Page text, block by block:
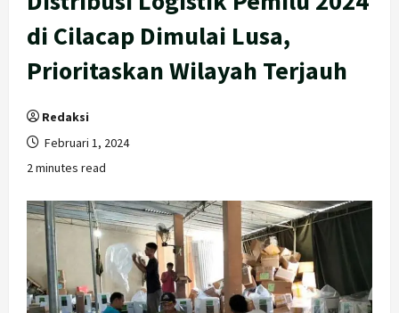
di Cilacap Dimulai Lusa,
Prioritaskan Wilayah Terjauh
Redaksi
Februari 1, 2024
2 minutes read